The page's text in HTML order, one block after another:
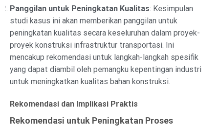
Panggilan untuk Peningkatan Kualitas: Kesimpulan
studi kasus ini akan memberikan panggilan untuk
peningkatan kualitas secara keseluruhan dalam proyek-
proyek konstruksi infrastruktur transportasi. Ini
mencakup rekomendasi untuk langkah-langkah spesifik
yang dapat diambil oleh pemangku kepentingan industri
untuk meningkatkan kualitas bahan konstruksi.
Rekomendasi dan Implikasi Praktis
Rekomendasi untuk Peningkatan Proses